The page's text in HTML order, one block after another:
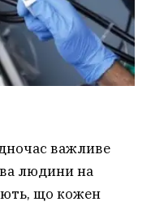
важливе
людини на
що кожен